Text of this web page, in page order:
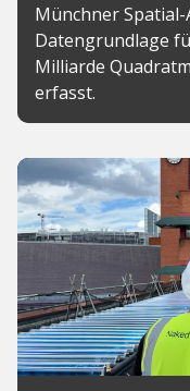
Münchner
Datengrundlage
Milliarde
erfasst.